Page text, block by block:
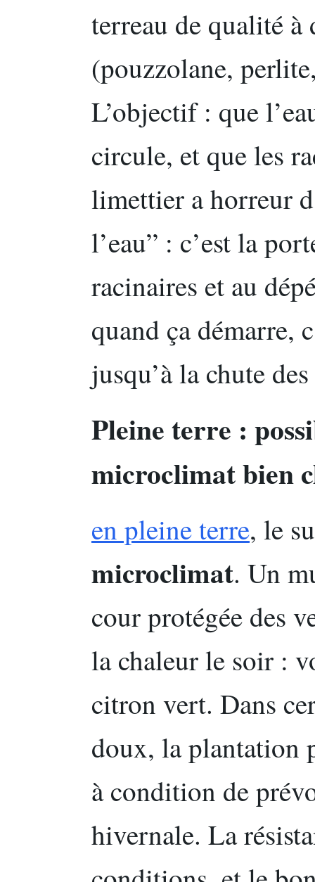
terreau de qualité à
(pouzzolane,
L’objectif : que
circule, et que les
limettier a horreur
l’eau” : c’est la
racinaires et au
quand ça démarre,
jusqu’à la chute
Pleine terre :
microclimat bien
en pleine terre, le
microclimat. Un
cour protégée des
la chaleur le soir :
citron vert. Dans
doux, la plantation
à condition de
hivernale. La